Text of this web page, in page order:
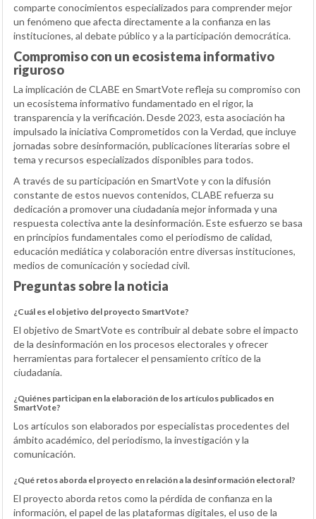
comparte conocimientos especializados para comprender mejor
un fenómeno que afecta directamente a la confianza en las
instituciones, al debate público y a la participación democrática.
Compromiso con un ecosistema informativo
riguroso
La implicación de CLABE en SmartVote refleja su compromiso con
un ecosistema informativo fundamentado en el rigor, la
transparencia y la verificación. Desde 2023, esta asociación ha
impulsado la iniciativa Comprometidos con la Verdad, que incluye
jornadas sobre desinformación, publicaciones literarias sobre el
tema y recursos especializados disponibles para todos.
A través de su participación en SmartVote y con la difusión
constante de estos nuevos contenidos, CLABE refuerza su
dedicación a promover una ciudadanía mejor informada y una
respuesta colectiva ante la desinformación. Este esfuerzo se basa
en principios fundamentales como el periodismo de calidad,
educación mediática y colaboración entre diversas instituciones,
medios de comunicación y sociedad civil.
Preguntas sobre la noticia
¿Cuál es el objetivo del proyecto SmartVote?
El objetivo de SmartVote es contribuir al debate sobre el impacto
de la desinformación en los procesos electorales y ofrecer
herramientas para fortalecer el pensamiento crítico de la
ciudadanía.
¿Quiénes participan en la elaboración de los artículos publicados en
SmartVote?
Los artículos son elaborados por especialistas procedentes del
ámbito académico, del periodismo, la investigación y la
comunicación.
¿Qué retos aborda el proyecto en relación a la desinformación electoral?
El proyecto aborda retos como la pérdida de confianza en la
información, el papel de las plataformas digitales, el uso de la